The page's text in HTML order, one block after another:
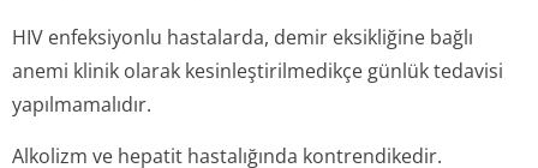
HIV enfeksiyonlu hastalarda, demir eksikliğine bağlı
anemi klinik olarak kesinleştiril­medikçe günlük tedavisi
yapılmamalıdır.
Alkolizm ve hepatit hastalığında kontrendikedir.